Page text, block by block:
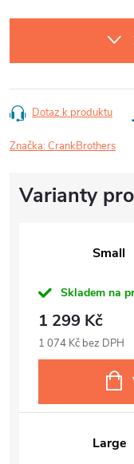
cena:
Dotaz k produktu
Značka:CrankBrothers
Small
Skladem na
1 299 Kč
1 074 Kč bez DPH
Large